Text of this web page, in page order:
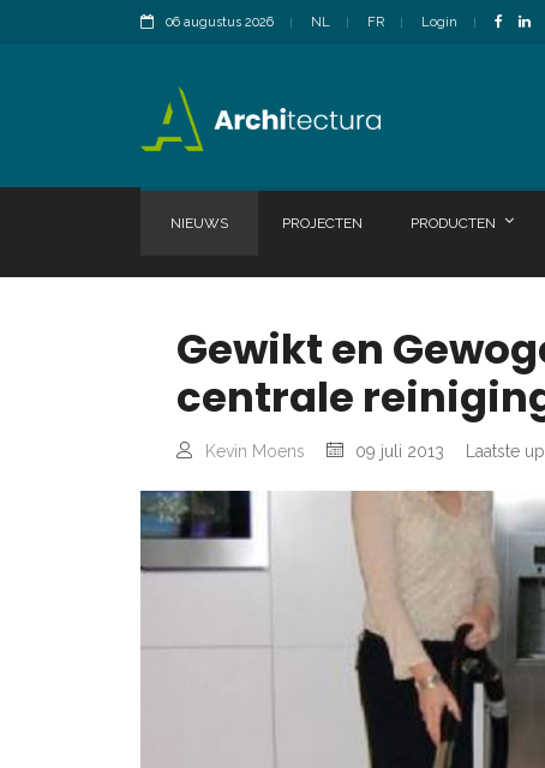
06 augustus 2026 NL FR Login
NIEUWS PROJECTEN PRODUCTEN
Gewikt en
centrale
Kevin Moens 09 juli 2013 Laatste